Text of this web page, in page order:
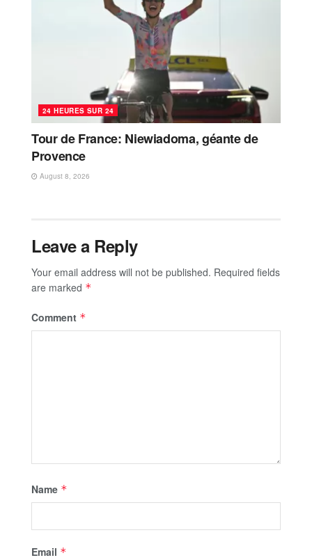
24 HEURES SUR 24
Tour de France: Niewiadoma, géante de
Provence
August 8, 2026
Leave a Reply
Your email address will not be published. Required fields
are marked *
Comment *
Name *
Email *